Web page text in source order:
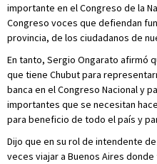
importante en el Congreso de la
Congreso voces que defiendan
provincia, de los ciudadanos de
En tanto, Sergio Ongarato afirmó
que tiene Chubut para
banca en el Congreso Nacional y
importantes que se necesitan
para beneficio de todo el país y
Dijo que en su rol de intendente
veces viajar a Buenos Aires